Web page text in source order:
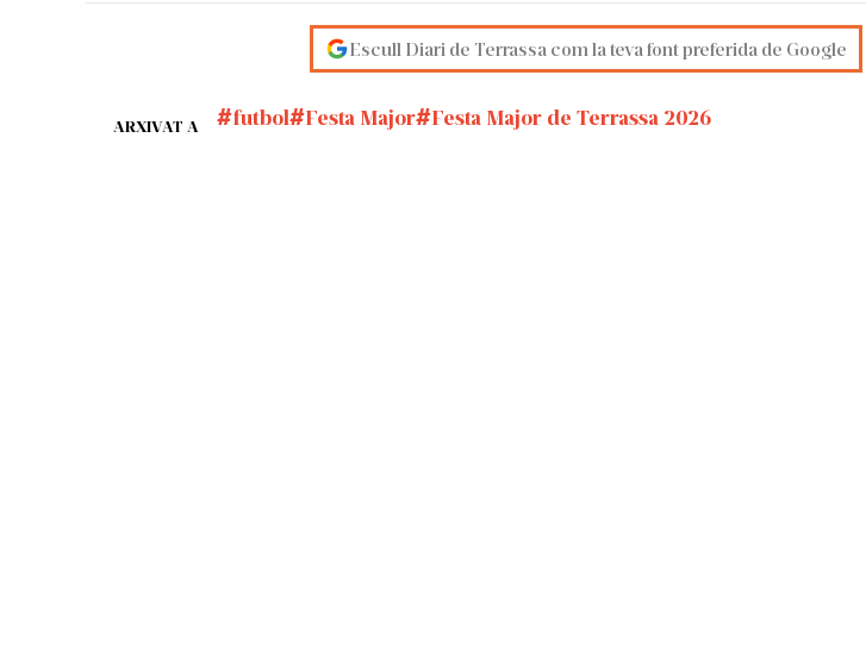
Escull Diari de Terrassa com la teva font preferida de Google
ARXIVAT A futbol Festa Major Festa Major de Terrassa 2026